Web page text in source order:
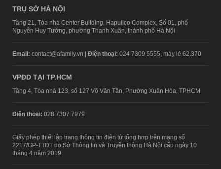
TRỤ SỞ HÀ NỘI
Tầng 21, Tòa nhà Center Building, Hapulico Complex, Số 01, phố
Nguyễn Huy Tưởng, phường Thanh Xuân, thành phố Hà Nội
Email: contact@afamily.vn | Điện thoại: 024 7309 5555, máy lẻ 62.370
VPĐD TẠI TP.HCM
Tầng 4, Tòa nhà 123, số 127 Võ Văn Tần, Phường Xuân Hòa, TPHCM
Điện thoại: 028 7307 7979
Giấy phép thiết lập trang thông tin điện tử tổng hợp trên mạng số
2217/GP-TTĐT do Sở Thông tin và Truyền thông Hà Nội cấp ngày 10
tháng 4 năm 2019